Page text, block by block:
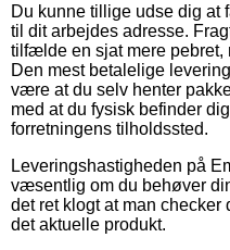
Du kunne tillige udse dig at
til dit arbejdes adresse.
tilfælde en sjat mere pebret,
Den mest betalelige
være at du selv henter
med at du fysisk befinder
forretningens tilholdssted.
Leveringshastigheden på
væsentlig om du behøver
det ret klogt at man
det aktuelle produkt.